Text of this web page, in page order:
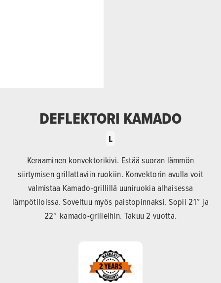
DEFLEKTORI KAMADO
L
Keraaminen konvektorikivi. Estää suoran lämmön
siirtymisen grillattaviin ruokiin. Konvektorin avulla voit
valmistaa Kamado-grillillä uuniruokia alhaisessa
lämpötiloissa. Soveltuu myös paistopinnaksi. Sopii 21″ ja
22″ kamado-grilleihin. Takuu 2 vuotta.